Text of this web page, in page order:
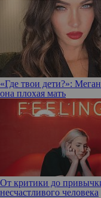
«Где твои дети?»:
она плохая мать
От критики до
несчастливого человека